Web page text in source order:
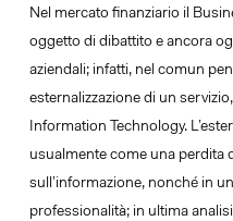
Nel mercato finanziario il
oggetto di dibattito e ancora
aziendali; infatti, nel comun
esternalizzazione di un
Information Technology.
usualmente come una perdita
sull’informazione, nonché in
professionalità; in ultima